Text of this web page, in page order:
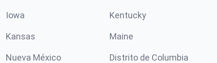
Iowa Kentucky
Kansas Maine
Nueva México Distrito de Columbia